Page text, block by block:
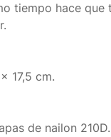
tiempo hace
17,5 cm.
de nailon 210D.